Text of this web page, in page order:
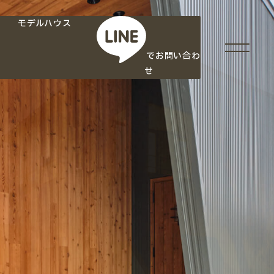
モデルハウス
でお問い合わ
せ